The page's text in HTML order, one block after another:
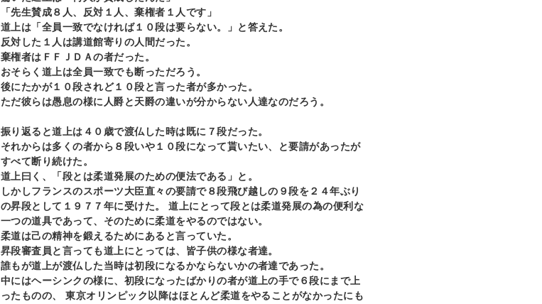
「先生賛成８人、反対１人、棄権者１人です」
道上は「全員一致でなければ１０段は要らない。」と答えた。
反対した１人は講道館寄りの人間だった。
棄権者はＦＦＪＤＡの者だった。
おそらく道上は全員一致でも断っただろう。
後にたかが１０段されど１０段と言った者が多かった。
ただ彼らは愚息の様に人爵と天爵の違いが分からない人達なのだろう。
振り返ると道上は４０歳で渡仏した時は既に７段だった。
それからは多くの者から８段いや１０段になって貰いたい、と要請があったが
すべて断り続けた。
道上曰く、「段とは柔道発展のための便法である」と。
しかしフランスのスポーツ大臣直々の要請で８段飛び越しの９段を２４年ぶり
の昇段として１９７７年に受けた。
道上にとって段とは柔道発展の為の便利な
一つの道具であって、そのために柔道をやるのではない。
柔道は己の精神を鍛えるためにあると言っていた。
昇段審査員と言っても道上にとっては、皆子供の様な者達。
誰もが道上が渡仏した当時は初段になるかならないかの者達であった。
中にはヘーシンクの様に、初段になったばかりの者が道上の手で６段にまで上
ったものの、
東京オリンピック以降はほとんど柔道をやることがなかったにも